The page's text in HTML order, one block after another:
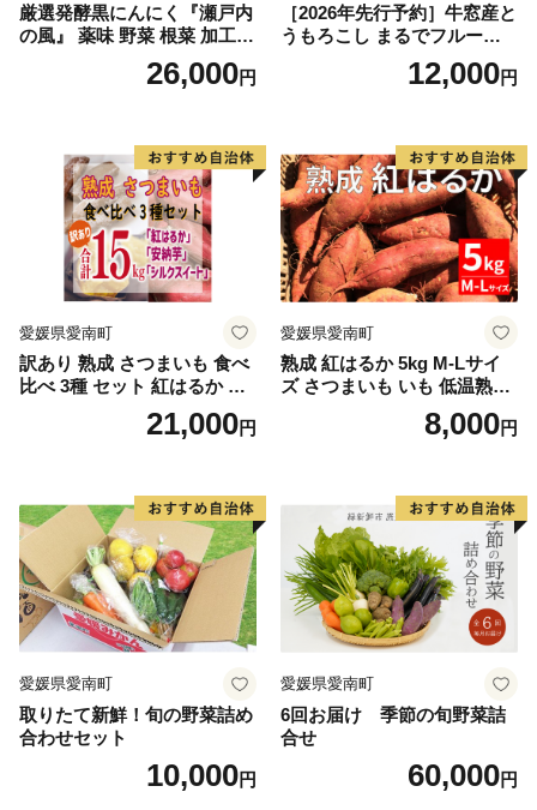
厳選発酵黒にんにく『瀬戸内
の風』 薬味 野菜 根菜 加工食
26,000円
［2026年先行予約］牛窓産と
うもろこし まるでフルー
ツ！最高糖度25度超え 生で
甘い、茹でて美味い！ 黄色
野菜
12,000円
愛媛県愛南町
訳あり 熟成 さつまいも 食べ
比べ 3種 セット 紅はるか 安
納芋 シルクスイート 合計 15
kg サイズ混合 サツマイモ 焼
芋 ほしいも スイートポテト
いも天 サイズミックス 甘い
ねっとり 生芋 新芋 あんのう
いも 甘藷 べにはるか スイー
ツ 国産 糖度 産地直送 農家直
送 数量限定 21000円 愛媛 愛
南 ミッチーのおみかん畑
21,000円
愛媛県愛南町
熟成 紅はるか 5kg M-Lサイ
ズ さつまいも いも 低温熟成
完全熟成収穫 甘い 糖度 焼き
芋 やきいも スイートポテト
8,000円
愛媛県愛南町
取りたて新鮮！旬の野菜詰め
合わせセット
10,000円
愛媛県愛南町
6回お届け 季節の旬野菜詰
合せ
60,000円